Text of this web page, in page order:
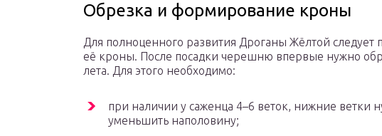
Обрезка и формирование кроны
Для полноценного развития Дроганы Жёлтой следует
её кроны. После посадки черешню впервые нужно
лета. Для этого необходимо:
при наличии у саженца 4–6 веток, нижние ветки
уменьшить наполовину;